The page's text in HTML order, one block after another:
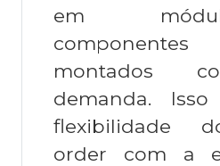
em
montados
demanda.
flexibilidade
order com a